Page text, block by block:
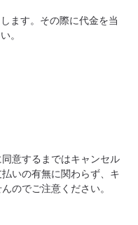
ます。その際に代金を当
。
意するまではキャンセル
いの有無に関わらず、キ
のでご注意ください。